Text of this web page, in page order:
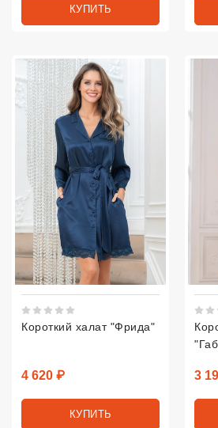
КУПИТЬ
Короткий халат "Фрида"
Цена
4 620 ₽
КУПИТЬ
3